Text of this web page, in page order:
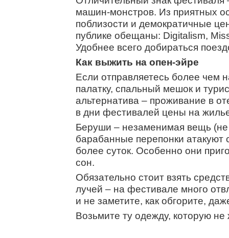
машин-монстров. Из приятных
поблизости и демократичные
публике обещаны: Digitalism,
Удобнее всего добираться
Как выжить на опен-эйре
Если отправляетесь более чем
палатку, спальный мешок и
альтернатива – проживание в
в дни фестивалей цены на
Беруши – незаменимая вещь (не
барабанные перепонки атакуют
более суток. Особенно они
сон.
Обязательно стоит взять
лучей – на фестивале много
и не заметите, как обгорите,
Возьмите ту одежду, которую не